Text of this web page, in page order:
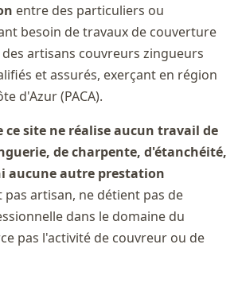
entre des particuliers ou
besoin de travaux de couverture
artisans couvreurs zingueurs
et assurés, exerçant en région
d'Azur (PACA).
ce site ne réalise aucun travail de
de charpente, d'étanchéité,
aucune autre prestation
pas artisan, ne détient pas de
dans le domaine du
pas l'activité de couvreur ou de